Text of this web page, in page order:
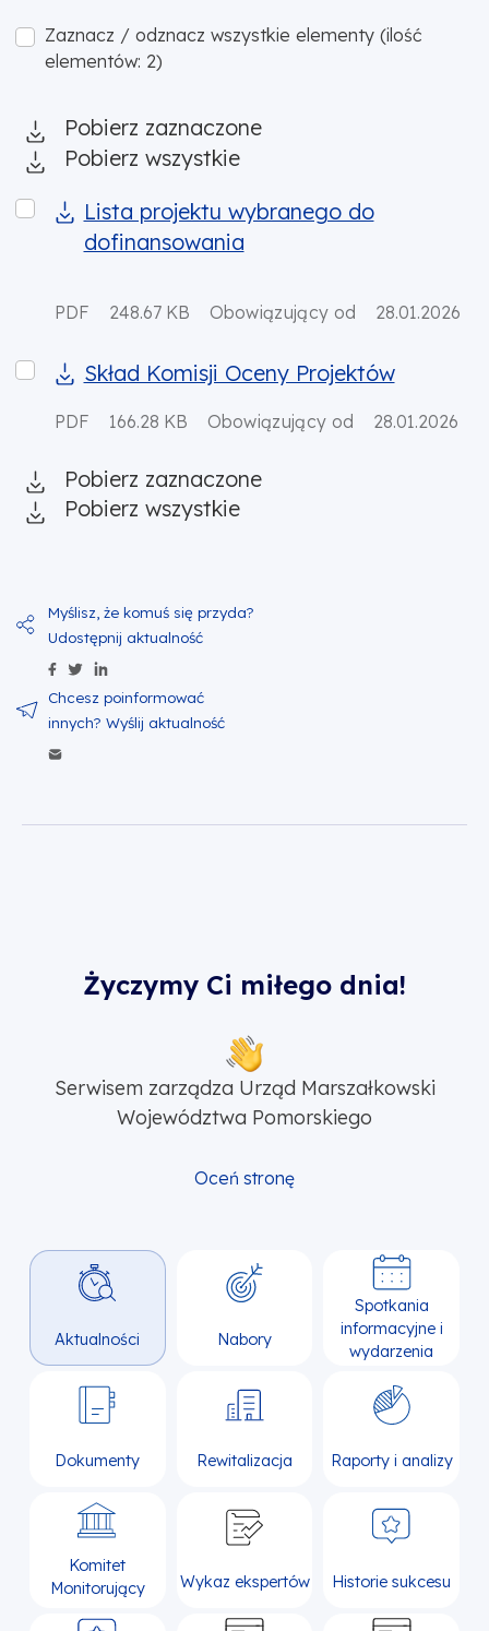
Zaznacz / odznacz wszystkie elementy (ilość
elementów: 2)
Pobierz zaznaczone
Pobierz wszystkie
Lista projektu wybranego do dofinansowania
Lista projektu wybranego do
dofinansowania
PDF 248.67 KB Obowiązujący od 28.01.2026
Skład Komisji Oceny Projektów
Skład Komisji Oceny Projektów
PDF 166.28 KB Obowiązujący od 28.01.2026
Pobierz zaznaczone
Pobierz wszystkie
Udostępnij zawartość na Facebook
Udostępnij zawartość na Twitter
Życzymy Ci miłego dnia!
Serwisem zarządza Urząd Marszałkowski
Województwa Pomorskiego
Oceń stronę
Aktualności Nabory
Spotkania
informacyjne i
wydarzenia
Dokumenty Rewitalizacja Raporty i analizy
Komitet
Monitorujący
Wykaz ekspertów Historie sukcesu